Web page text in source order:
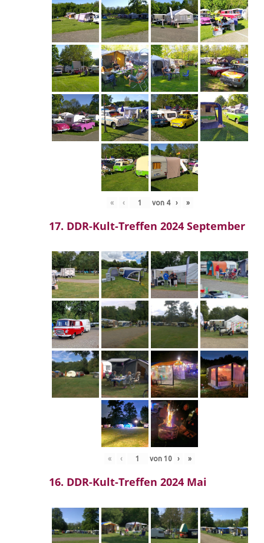
« ‹ von 4 › »
17. DDR-Kult-Treffen 2024 September
« ‹ von 10 › »
16. DDR-Kult-Treffen 2024 Mai